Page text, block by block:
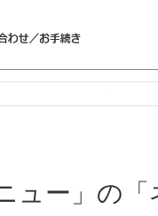
ュー」の